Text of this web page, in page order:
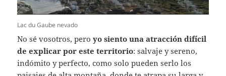
Lac du Gaube nevado
No sé vosotros, peroyo siento una atracción difícil
de explicar por este territorio: salvaje y sereno,
indómito y perfecto, como solo pueden serlo los